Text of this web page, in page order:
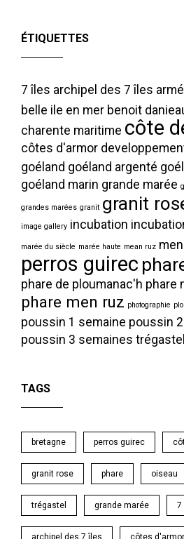
ÉTIQUETTES
7 îles archipel des 7 îles
belle ile en mer benoit
charente maritime côte
côtes d'armor
goéland goéland argenté
goéland marin grande marée
grandes marées granit granit
image gallery incubation
marée du siècle marée haute mean ruz
perros guirec
phare de ploumanac'h phare
phare men ruz photographie
poussin 1 semaine poussin
poussin 3 semaines trégastel
TAGS
bretagne perros guirec
granit rose phare oiseau
trégastel grande marée 7
archipel des 7 îles côtes d'armor